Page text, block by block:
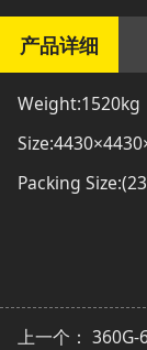
产品详细
Weight:1520kg
Packing
上一个： 360G-